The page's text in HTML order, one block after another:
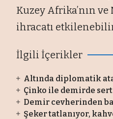
Kuzey Afrika’nın ve
ihracatı
İlgili İçerikler
Altında diplomatik
Çinko ile demirde sert
Demir cevherinden
Şeker tatlanıyor,